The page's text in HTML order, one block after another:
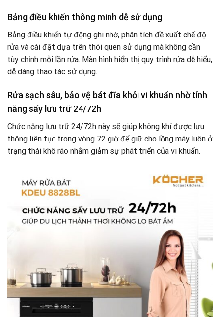
Bảng điều khiển thông minh dễ sử dụng
Bảng điều khiển tự động ghi nhớ, phân tích đề xuất chế độ
rửa và cài đặt dựa trên thói quen sử dụng mà không cần
tùy chỉnh mỗi lần rửa. Màn hình hiển thị quy trình rửa dễ hiểu,
dễ dàng thao tác sử dụng.
Rửa sạch sâu, bảo vệ bát đĩa khỏi vi khuẩn nhờ tính
năng sấy lưu trữ 24/72h
Chức năng lưu trữ 24/72h này sẽ giúp không khí được lưu
thông liên tục trong vòng 72 giờ để giữ cho lồng máy luôn ở
trạng thái khô ráo nhằm giảm sự phát triển của vi khuẩn.